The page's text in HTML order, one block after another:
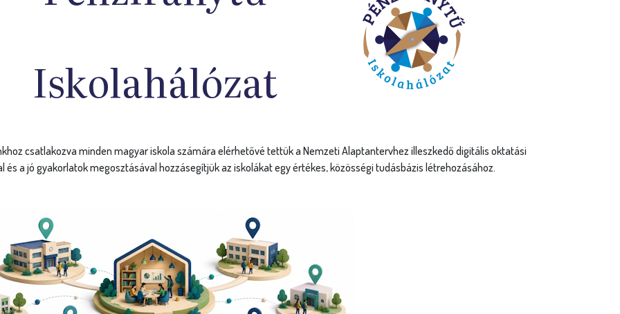
csatlakozva minden magyar iskola számára elérhetővé tettük a Nemzeti Alaptantervhez illeszkedő digitális oktatási
és a jó gyakorlatok megosztásával hozzásegítjük az iskolákat egy értékes, közösségi tudásbázis létrehozásához.